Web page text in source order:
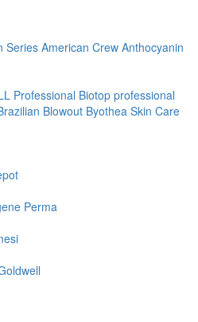
Series American Crew Anthocyanin
Professional Biotop professional
Blowout Byothea Skin Care
Perma